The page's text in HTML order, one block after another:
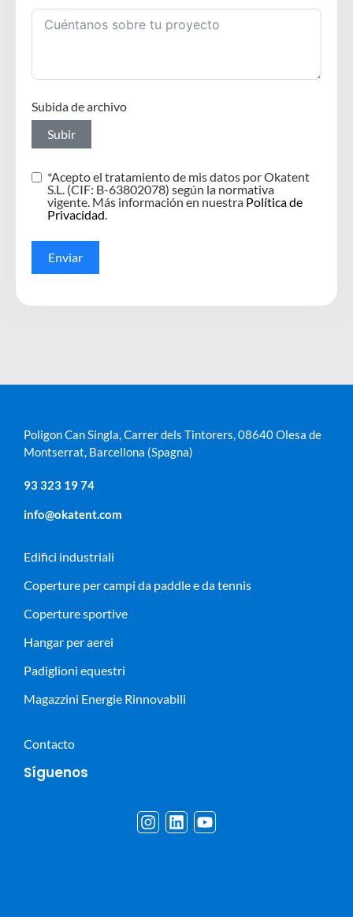
Subida de archivo
Subir
*Acepto el tratamiento de mis datos por Okatent
S.L. (CIF: B-63802078) según la normativa
vigente. Más información en nuestra Política de
Privacidad.
Enviar
Poligon Can Singla, Carrer dels Tintorers, 08640 Olesa de
Montserrat, Barcellona (Spagna)
93 323 19 74
info@okatent.com
Edifici industriali
Coperture per campi da paddle e da tennis
Coperture sportive
Hangar per aerei
Padiglioni equestri
Magazzini Energie Rinnovabili
Contacto
Síguenos